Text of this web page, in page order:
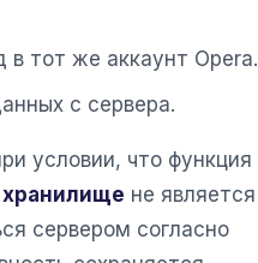
в тот же аккаунт Opera.
с сервера.
условии, что функция
не является
сервером согласно